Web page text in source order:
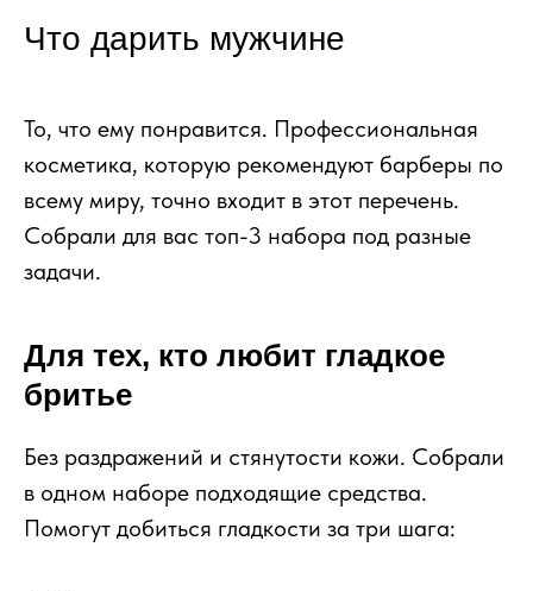
Что дарить мужчине
То, что ему понравится. Профессиональная
косметика, которую рекомендуют барберы по
всему миру, точно входит в этот перечень.
Собрали для вас топ-3 набора под разные
задачи.
Для тех, кто любит гладкое
бритье
Без раздражений и стянутости кожи. Собрали
в одном наборе подходящие средства.
Помогут добиться гладкости за три шага: